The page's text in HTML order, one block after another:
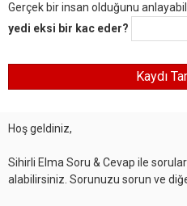
Gerçek bir insan olduğunu
yedi eksi bir kac eder?
Hoş geldiniz,
Sihirli Elma Soru & Cevap ile
alabilirsiniz. Sorunuzu sorun ve